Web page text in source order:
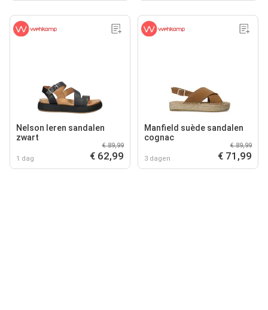
Nelson leren sandalen
zwart
1 dag
€ 89,99
€ 62,99
Manfield suède sandalen
cognac
3 dagen
€ 89,99
€ 71,99